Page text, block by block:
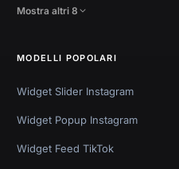
Mostra altri 8
MODELLI POPOLARI
Widget Slider Instagram
Widget Popup Instagram
Widget Feed TikTok